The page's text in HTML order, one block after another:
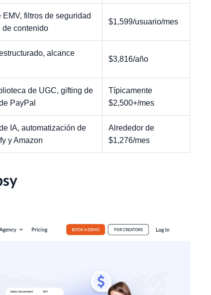
filtros de seguridad
de contenido
$1,599/usuario/mes
alcance
$3,816/año
de UGC, gifting de
PayPal
Típicamente
$2,500+/mes
IA, automatización de
y Amazon
Alrededor de
$1,276/mes